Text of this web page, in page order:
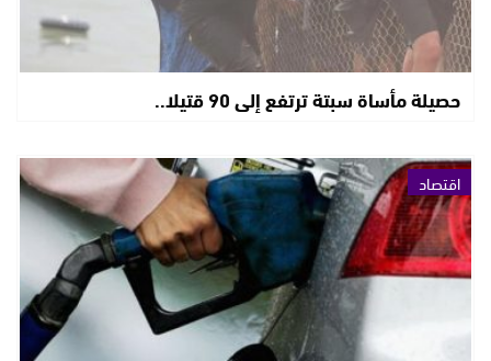
حصيلة مأساة سبتة ترتفع إلى 90 قتيلا..
اقتصاد